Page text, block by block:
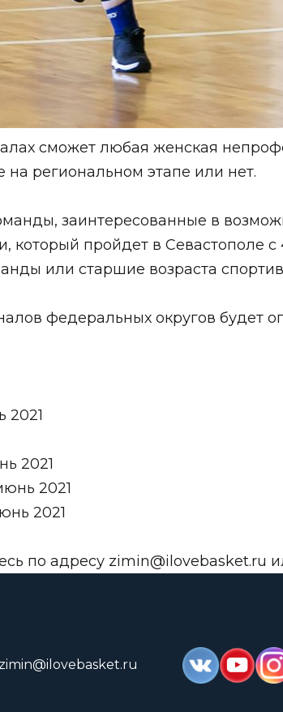
сможет любая женская
на региональном этапе или нет.
заинтересованные в
пройдет в Севастополе с
или старшие возраста
федеральных округов будет
2021
2021
2021
по адресу zimin@ilovebasket.ru
zimin@ilovebasket.ru